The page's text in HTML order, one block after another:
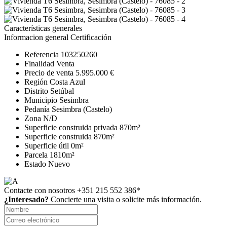
Características generales
Informacion general Certificación
Referencia 103250260
Finalidad Venta
Precio de venta 5.995.000 €
Región Costa Azul
Distrito Setúbal
Municipio Sesimbra
Pedanía Sesimbra (Castelo)
Zona N/D
Superficie construida privada 870m²
Superficie construida 870m²
Superficie útil 0m²
Parcela 1810m²
Estado Nuevo
Contacte con nosotros +351 215 552 386*
¿Interesado? Concierte una visita o solicite más información.